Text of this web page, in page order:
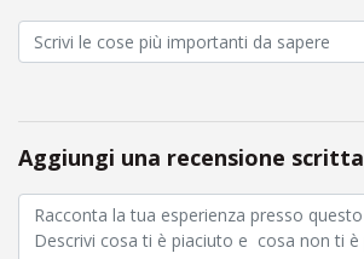
Aggiungi una recensione scritta